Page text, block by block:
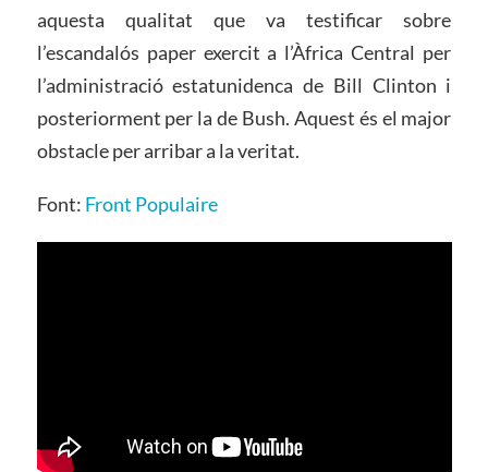
aquesta qualitat que va testificar sobre
l’escandalós paper exercit a l’Àfrica Central per
l’administració estatunidenca de Bill Clinton i
posteriorment per la de Bush. Aquest és el major
obstacle per arribar a la veritat.
Font: Front Populaire